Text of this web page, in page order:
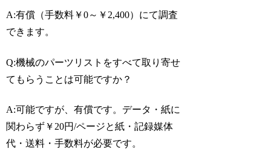
A:有償（手数料￥0～￥2,400）にて調査
できます。
Q:機械のパーツリストをすべて取り寄せ
てもらうことは可能ですか？
A:可能ですが、有償です。データ・紙に
関わらず￥20円/ページと紙・記録媒体
代・送料・手数料が必要です。